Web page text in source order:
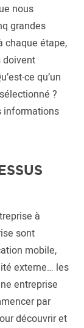
nous
grandes
chaque étape,
doivent
ce qu’un
?
informations
à
sont
mobile,
externe… les
entreprise
par
découvrir et